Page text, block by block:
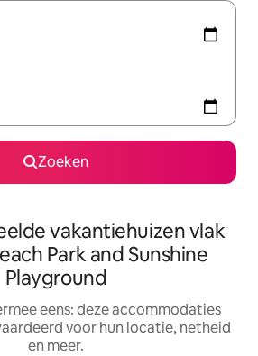
Zoeken
vakantiehuizen vlak
Park and Sunshine
Playground
eens: deze accommodaties
voor hun locatie, netheid
en meer.